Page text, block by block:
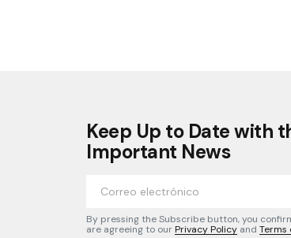
Keep Up to Date with
Important News
By pressing the Subscribe button, you
are agreeing to ourPrivacy Policy and Terms